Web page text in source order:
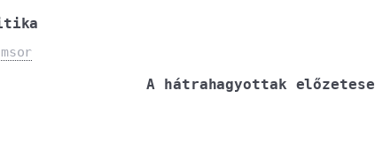
A hátrahagyottak előzetese